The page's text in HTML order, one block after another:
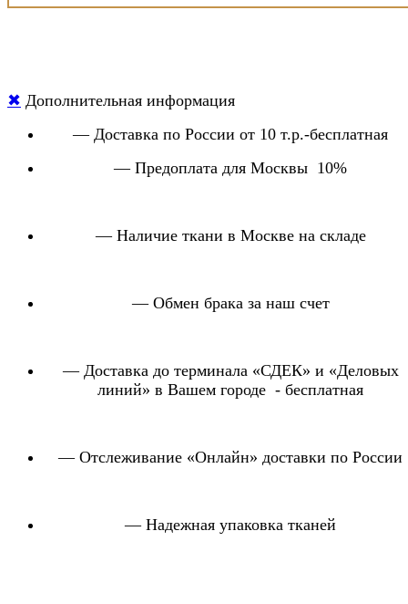
✖ Дополнительная информация
— Доставка по России от 10 т.р.-бесплатная
— Предоплата для Москвы 10%
— Наличие ткани в Москве на складе
— Обмен брака за наш счет
— Доставка до терминала «СДЕК» и «Деловых
линий» в Вашем городе - бесплатная
— Отслеживание «Онлайн» доставки по России
— Надежная упаковка тканей